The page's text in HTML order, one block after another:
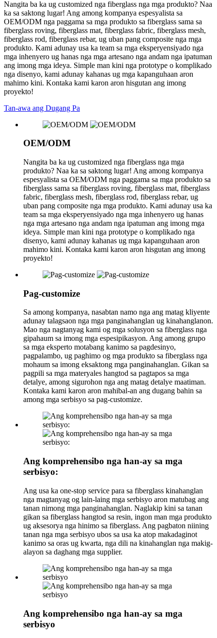
Nangita ba ka ug customized nga fiberglass nga mga produkto? Naa
ka sa saktong lugar! Ang among kompanya espesyalista sa
OEM/ODM nga paggama sa mga produkto sa fiberglass sama sa
fiberglass roving, fiberglass mat, fiberglass fabric, fiberglass mesh,
fiberglass rod, fiberglass rebar, ug uban pang composite nga mga
produkto. Kami adunay usa ka team sa mga eksperyensiyado nga
mga inhenyero ug hanas nga mga artesano nga andam nga ipatuman
ang imong mga ideya. Simple man kini nga prototype o komplikado
nga disenyo, kami adunay kahanas ug mga kapanguhaan aron
mahimo kini. Kontaka kami karon aron hisgutan ang imong
proyekto!
Tan-awa ang Dugang Pa
OEM/ODM
Nangita ba ka ug customized nga fiberglass nga mga
produkto? Naa ka sa saktong lugar! Ang among kompanya
espesyalista sa OEM/ODM nga paggama sa mga produkto sa
fiberglass sama sa fiberglass roving, fiberglass mat, fiberglass
fabric, fiberglass mesh, fiberglass rod, fiberglass rebar, ug
uban pang composite nga mga produkto. Kami adunay usa ka
team sa mga eksperyensiyado nga mga inhenyero ug hanas
nga mga artesano nga andam nga ipatuman ang imong mga
ideya. Simple man kini nga prototype o komplikado nga
disenyo, kami adunay kahanas ug mga kapanguhaan aron
mahimo kini. Kontaka kami karon aron hisgutan ang imong
proyekto!
Pag-customize
Sa among kompanya, nasabtan namo nga ang matag kliyente
adunay talagsaon nga mga panginahanglan ug kinahanglanon.
Mao nga nagtanyag kami og mga solusyon sa fiberglass nga
gipahaum sa imong mga espesipikasyon. Ang among grupo
sa mga eksperto motabang kanimo sa pagdesinyo,
pagpalambo, ug paghimo og mga produkto sa fiberglass nga
mohaum sa imong eksaktong mga panginahanglan. Gikan sa
pagpili sa mga materyales hangtod sa pagtapos sa mga
detalye, among sigurohon nga ang matag detalye maatiman.
Kontaka kami karon aron mahibal-an ang dugang bahin sa
among mga serbisyo sa pag-customize.
Ang komprehensibo nga han-ay sa mga
serbisyo:
Ang usa ka one-stop service para sa fiberglass kinahanglan
nga magtanyag og lain-laing mga serbisyo aron matubag ang
tanan nimong mga panginahanglan. Naglakip kini sa tanan
gikan sa fiberglass hangtod sa resin, ingon man mga produkto
ug aksesorya nga hinimo sa fiberglass. Ang pagbaton niining
tanan nga mga serbisyo ubos sa usa ka atop makadaginot
kanimo sa oras ug kwarta, nga dili na kinahanglan nga makig-
alayon sa daghang mga supplier.
Ang komprehensibo nga han-ay sa mga
serbisyo